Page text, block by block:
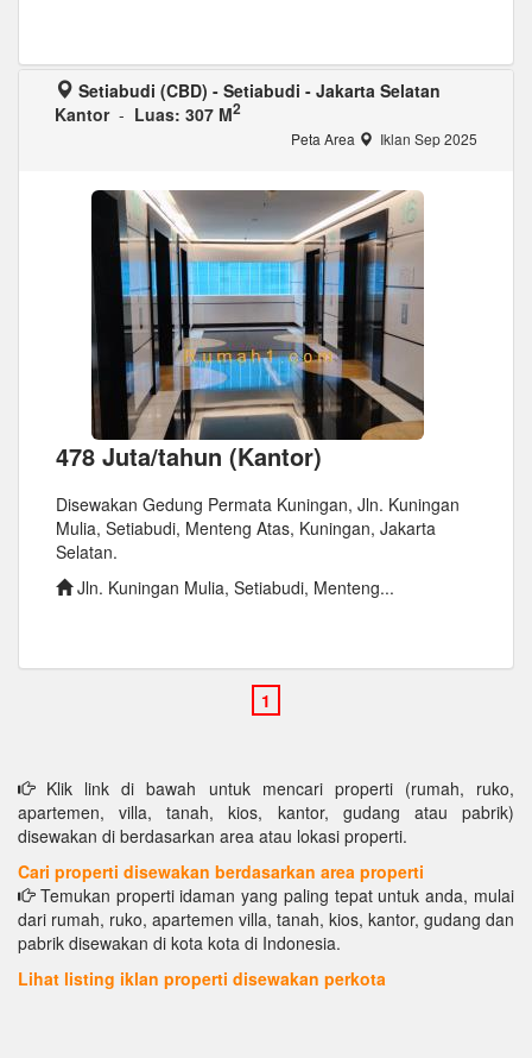
Setiabudi (CBD) - Setiabudi - Jakarta Selatan
Kantor- Luas: 307 M2
Peta Area Iklan Sep 2025
478 Juta/tahun (Kantor)
Disewakan Gedung Permata Kuningan, Jln. Kuningan
Mulia, Setiabudi, Menteng Atas, Kuningan, Jakarta
Selatan.
Jln. Kuningan Mulia, Setiabudi, Menteng...
Klik link di bawah untuk mencari properti (rumah, ruko,
apartemen, villa, tanah, kios, kantor, gudang atau pabrik)
disewakan di berdasarkan area atau lokasi properti.
Cari properti disewakan berdasarkan area properti
Temukan properti idaman yang paling tepat untuk anda, mulai
dari rumah, ruko, apartemen villa, tanah, kios, kantor, gudang dan
pabrik disewakan di kota kota di Indonesia.
Lihat listing iklan properti disewakan perkota